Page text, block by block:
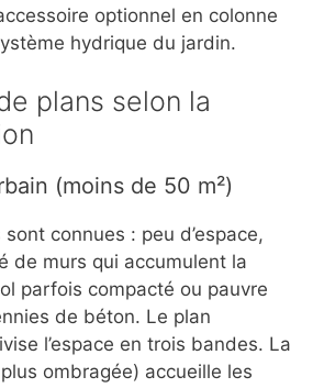
optionnel en colonne
hydrique du jardin.
plans selon la
(moins de 50 m²)
connues : peu d’espace,
de murs qui accumulent la
parfois compacté ou pauvre
de béton. Le plan
l’espace en trois bandes. La
ombragée) accueille les